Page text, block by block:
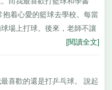
着心愛的籃球去學校。每當
場上打球。後來，老師不讓
[閱讀全文]
喜歡的還是打乒乓球。 說起